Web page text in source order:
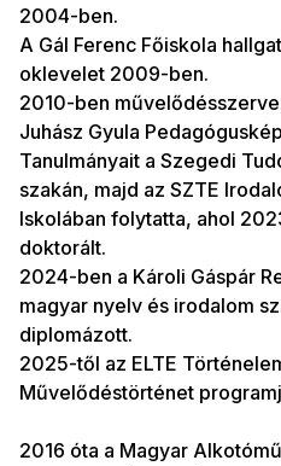
2004-ben.
A Gál Ferenc Főiskola
oklevelet 2009-ben.
2010-ben
Juhász Gyula
Tanulmányait a Szegedi
szakán, majd az SZTE
Iskolában folytatta, ahol
doktorált.
2024-ben a Károli Gáspár
magyar nyelv és irodalom
diplomázott.
2025-től az ELTE
Művelődéstörténet
2016 óta a Magyar